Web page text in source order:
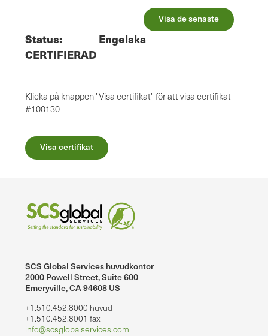
Visa de senaste
Status:
CERTIFIERAD
Engelska
Klicka på knappen "Visa certifikat" för att visa certifikat
#100130
Visa certifikat
SCS Global Services huvudkontor
2000 Powell Street, Suite 600
Emeryville, CA 94608 US
+1.510.452.8000 huvud
+1.510.452.8001 fax
info@scsglobalservices.com